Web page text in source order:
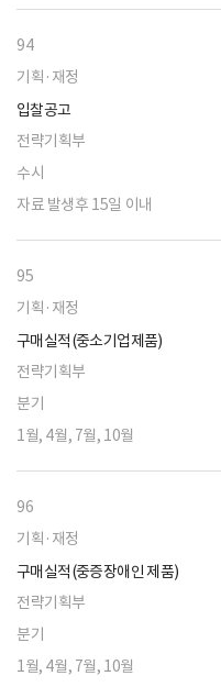
94
기획·재정
입찰공고
전략기획부
수시
자료 발생후 15일 이내
95
기획·재정
구매실적(중소기업제품)
전략기획부
분기
1월, 4월, 7월, 10월
96
기획·재정
구매실적(중증장애인 제품)
전략기획부
분기
1월, 4월, 7월, 10월